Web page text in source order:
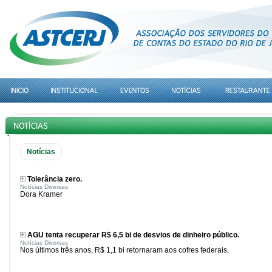
Notícias
Tolerância zero.
Notícias Diversas
Dora Kramer
AGU tenta recuperar R$ 6,5 bi de desvios de dinheiro público.
Notícias Diversas
Nos últimos três anos, R$ 1,1 bi retornaram aos cofres federais.